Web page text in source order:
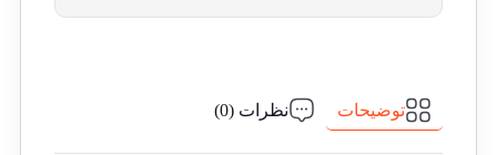
توضیحات نظرات (0)